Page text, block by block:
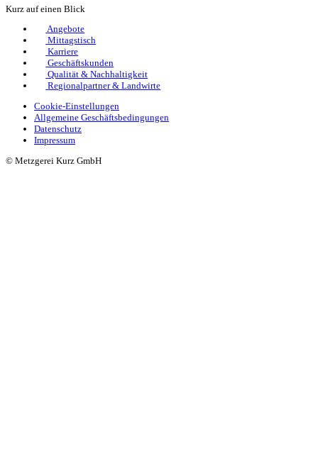
Kurz auf einen Blick
Angebote
Mittagstisch
Karriere
Geschäftskunden
Qualität & Nachhaltigkeit
Regionalpartner & Landwirte
Cookie-Einstellungen
Allgemeine Geschäftsbedingungen
Datenschutz
Impressum
© Metzgerei Kurz GmbH